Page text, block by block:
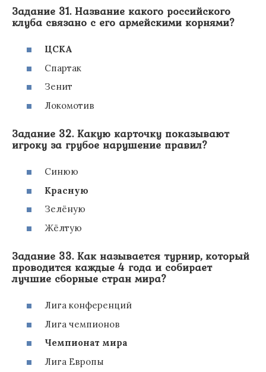
Задание 31. Название какого российского
клуба связано с его армейскими корнями?
ЦСКА
Спартак
Зенит
Локомотив
Задание 32. Какую карточку показывают
игроку за грубое нарушение правил?
Синюю
Красную
Зелёную
Жёлтую
Задание 33. Как называется турнир, который
проводится каждые 4 года и собирает
лучшие сборные стран мира?
Лига конференций
Лига чемпионов
Чемпионат мира
Лига Европы